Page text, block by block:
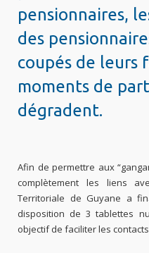
pensionnaires,
des
coupés de leurs
moments de
dégradent.
Afin de permettre aux
complètement les liens
Territoriale de Guyane a
disposition de 3 tablettes
objectif de faciliter les